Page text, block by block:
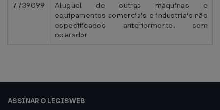
7739099
Aluguel de outras máquinas e
equipamentos comerciais e industriais não
especificados anteriormente, sem
operador
ASSINAR O LEGISWEB